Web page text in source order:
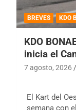
BREVES KDO
KDO
inicia el
7 agosto, 2026
El Kart del
semana con